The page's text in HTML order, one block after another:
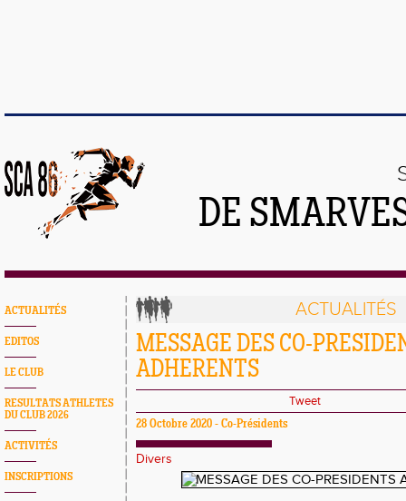
DE
ACTUALITÉS
EDITOS
LE CLUB
RESULTATS ATHLETES
DU CLUB 2026
ACTIVITÉS
INSCRIPTIONS
ACTUALITÉS
MESSAGE DES CO-
ADHERENTS
Tweet
28 Octobre 2020 - Co-Présidents
Divers